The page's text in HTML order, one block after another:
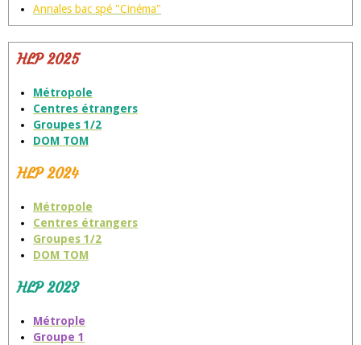
Annales bac spé "Cinéma"
HLP 2025
Métropole
Centres étrangers
Groupes 1/2
DOM TOM
HLP 2024
Métropole
Centres étrangers
Groupes 1/2
DOM TOM
HLP 2023
Métrople
Groupe 1